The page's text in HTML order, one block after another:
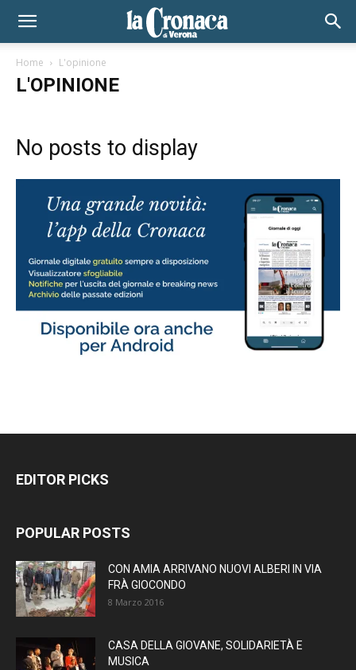
Home L'opinione
L'OPINIONE
No posts to display
EDITOR PICKS
POPULAR POSTS
CON AMIA ARRIVANO NUOVI ALBERI IN VIA
FRÀ GIOCONDO
8 Marzo 2016
CASA DELLA GIOVANE, SOLIDARIETÀ E
MUSICA